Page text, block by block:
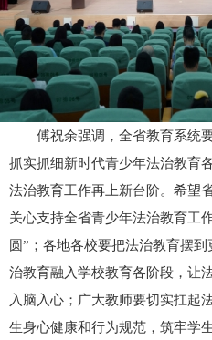
傅祝余强调，全省教育系统
抓实抓细新时代青少年法治教育
法治教育工作再上新台阶。希望
关心支持全省青少年法治教育工
圆”；各地各校要把法治教育摆
治教育融入学校教育各阶段，让
入脑入心；广大教师要切实扛起
生身心健康和行为规范，筑牢学